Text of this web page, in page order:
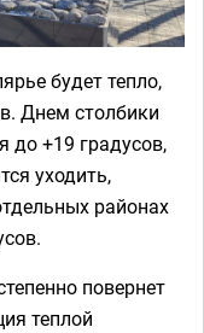
будет тепло,
Днем столбики
до +19 градусов,
уходить,
районах
повернет
теплой